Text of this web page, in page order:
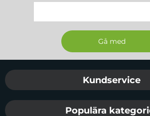
Sidfot Blandad info
Kundservice
Populära